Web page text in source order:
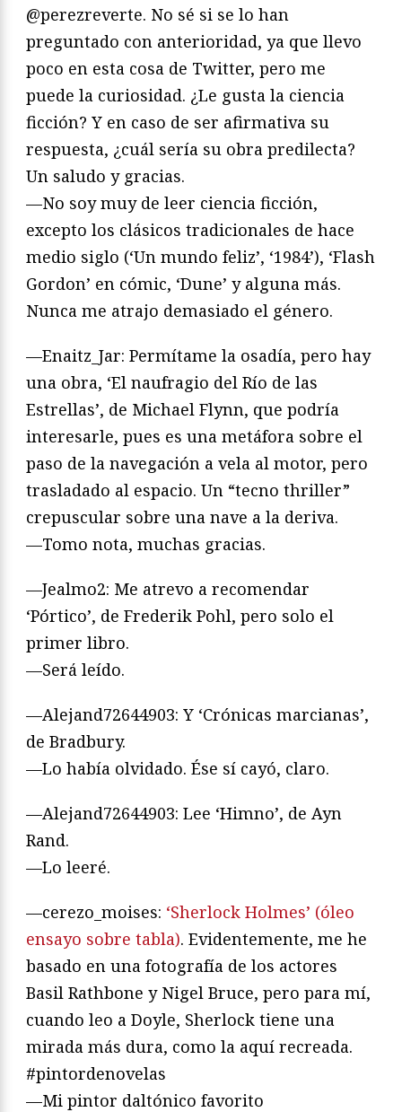
@perezreverte. No sé si se lo han
preguntado con anterioridad, ya que llevo
poco en esta cosa de Twitter, pero me
puede la curiosidad. ¿Le gusta la ciencia
ficción? Y en caso de ser afirmativa su
respuesta, ¿cuál sería su obra predilecta?
Un saludo y gracias.
—No soy muy de leer ciencia ficción,
excepto los clásicos tradicionales de hace
medio siglo (‘Un mundo feliz’, ‘1984’), ‘Flash
Gordon’ en cómic, ‘Dune’ y alguna más.
Nunca me atrajo demasiado el género.
—Enaitz_Jar: Permítame la osadía, pero hay
una obra, ‘El naufragio del Río de las
Estrellas’, de Michael Flynn, que podría
interesarle, pues es una metáfora sobre el
paso de la navegación a vela al motor, pero
trasladado al espacio. Un “tecno thriller”
crepuscular sobre una nave a la deriva.
—Tomo nota, muchas gracias.
—Jealmo2: Me atrevo a recomendar
‘Pórtico’, de Frederik Pohl, pero solo el
primer libro.
—Será leído.
—Alejand72644903: Y ‘Crónicas marcianas’,
de Bradbury.
—Lo había olvidado. Ése sí cayó, claro.
—Alejand72644903: Lee ‘Himno’, de Ayn
Rand.
—Lo leeré.
—cerezo_moises: ‘Sherlock Holmes’ (óleo
ensayo sobre tabla). Evidentemente, me he
basado en una fotografía de los actores
Basil Rathbone y Nigel Bruce, pero para mí,
cuando leo a Doyle, Sherlock tiene una
mirada más dura, como la aquí recreada.
#pintordenovelas
—Mi pintor daltónico favorito